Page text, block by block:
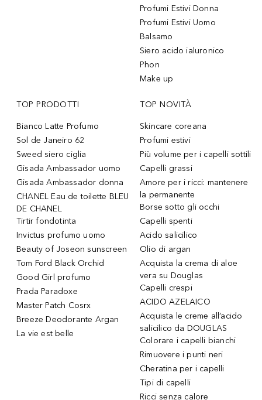
Profumi Estivi Donna
Profumi Estivi Uomo
Balsamo
Siero acido ialuronico
Phon
Make up
TOP PRODOTTI
Bianco Latte Profumo
Sol de Janeiro 62
Sweed siero ciglia
Gisada Ambassador uomo
Gisada Ambassador donna
CHANEL Eau de toilette BLEU
DE CHANEL
Tirtir fondotinta
Invictus profumo uomo
Beauty of Joseon sunscreen
Tom Ford Black Orchid
Good Girl profumo
Prada Paradoxe
Master Patch Cosrx
Breeze Deodorante Argan
La vie est belle
TOP NOVITÀ
Skincare coreana
Profumi estivi
Più volume per i capelli sottili
Capelli grassi
Amore per i ricci: mantenere
la permanente
Borse sotto gli occhi
Capelli spenti
Acido salicilico
Olio di argan
Acquista la crema di aloe
vera su Douglas
Capelli crespi
ACIDO AZELAICO
Acquista le creme all’acido
salicilico da DOUGLAS
Colorare i capelli bianchi
Rimuovere i punti neri
Cheratina per i capelli
Tipi di capelli
Ricci senza calore